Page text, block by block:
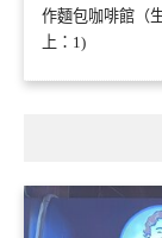
作麵包咖啡館（
上：1)